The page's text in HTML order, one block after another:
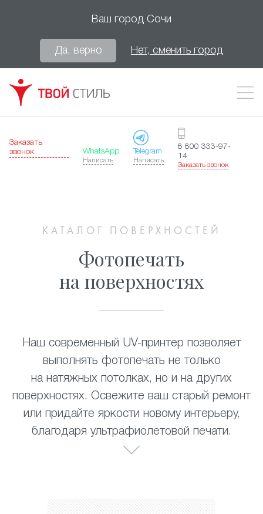
Ваш город Сочи
Да, верно Нет, сменить город
Заказать
звонок
WhatsApp
Написать
Telegram
Написать
8 800 333-97-
14
Заказать звонок
КАТАЛОГ ПОВЕРХНОСТЕЙ
Фотопечать
на поверхностях
Наш современный UV-принтер позволяет
выполнять фотопечать не только
на натяжных потолках, но и на других
поверхностях. Освежите ваш старый ремонт
или придайте яркости новому интерьеру,
благодаря ультрафиолетовой печати.